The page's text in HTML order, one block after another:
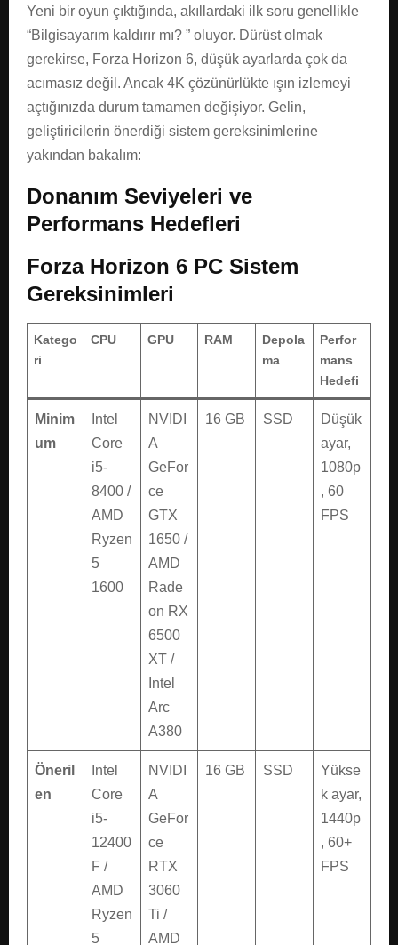
Yeni bir oyun çıktığında, akıllardaki ilk soru genellikle
“Bilgisayarım kaldırır mı? ” oluyor. Dürüst olmak
gerekirse, Forza Horizon 6, düşük ayarlarda çok da
acımasız değil. Ancak 4K çözünürlükte ışın izlemeyi
açtığınızda durum tamamen değişiyor. Gelin,
geliştiricilerin önerdiği sistem gereksinimlerine
yakından bakalım:
Donanım Seviyeleri ve
Performans Hedefleri
Forza Horizon 6 PC Sistem
Gereksinimleri
Katego
ri
CPU GPU RAM
Depola
ma
Perfor
mans
Hedefi
Minim
um
Intel
Core
i5-
8400 /
AMD
Ryzen
5
1600
NVIDI
A
GeFor
ce
GTX
1650 /
AMD
Rade
on RX
6500
XT /
Intel
Arc
A380
16 GB SSD
Düşük
ayar,
1080p
, 60
FPS
Öneril
en
Intel
Core
i5-
12400
F /
AMD
Ryzen
5
NVIDI
A
GeFor
ce
RTX
3060
Ti /
AMD
16 GB SSD
Yükse
k ayar,
1440p
, 60+
FPS